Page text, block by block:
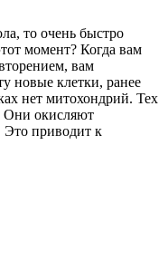
то очень быстро
момент? Когда вам
вам
новые клетки, ранее
нет митохондрий. Тех
Они окисляют
Это приводит к